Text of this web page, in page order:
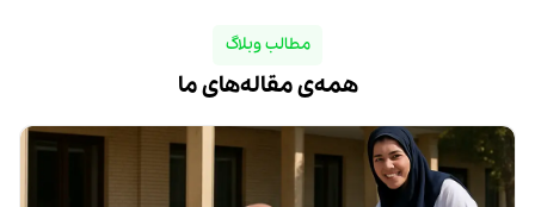
مطالب وبلاگ
همه‌ی مقاله‌های ما